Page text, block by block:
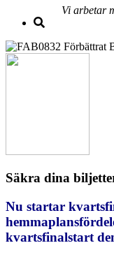
Vi arbetar
Säkra dina
Nu startar
kvartsfinalstart